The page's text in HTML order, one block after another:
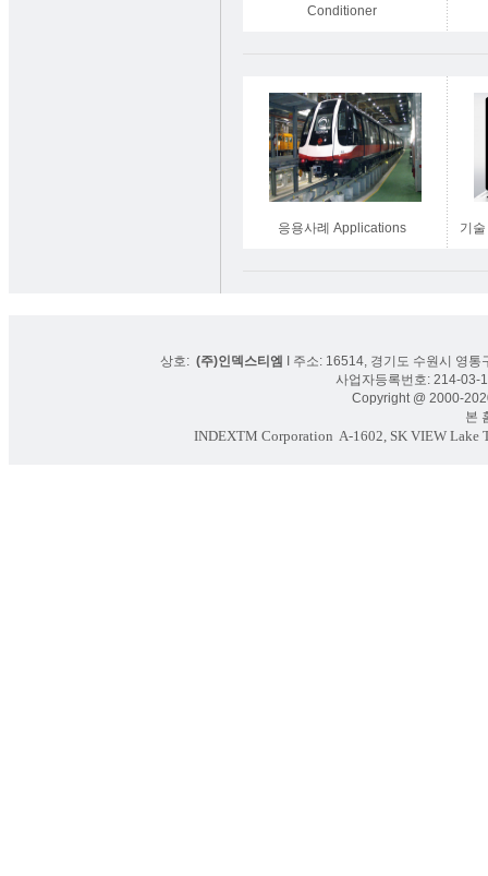
Conditioner
응용사례 Applications 기
상호: (주)인덱스티엠
I 주소: 16514, 경기도 수원시 영
사업자등록번호: 214-
Copyright @ 2000-
본 홈
INDEXTM Corporation A-1602, SK VIEW Lake